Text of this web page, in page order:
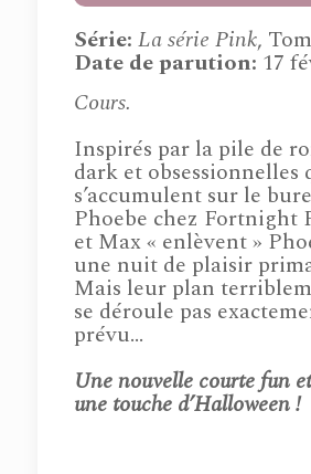
Série: La série Pink,
Date de parution: 17
Cours.
Inspirés par la pile de
dark et obsessionnelles
s’accumulent sur le
Phoebe chez Fortnight
et Max « enlèvent »
une nuit de plaisir
Mais leur plan
se déroule pas
prévu…
Une nouvelle courte fun
une touche d’Halloween !